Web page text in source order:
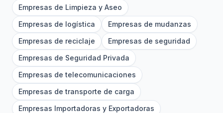
Empresas de Limpieza y Aseo
Empresas de logística
Empresas de mudanzas
Empresas de reciclaje
Empresas de seguridad
Empresas de Seguridad Privada
Empresas de telecomunicaciones
Empresas de transporte de carga
Empresas Importadoras y Exportadoras